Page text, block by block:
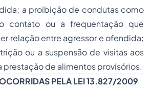
a proibição de condutas como
contato ou a frequentação que
relação entre agressor e ofendida;
ou a suspensão de visitas aos
prestação de alimentos provisórios.
PELA LEI 13.827/2009